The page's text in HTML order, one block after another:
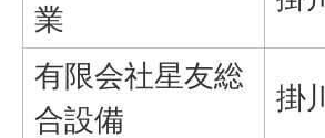
業
有限会社星友総
合設備
掛